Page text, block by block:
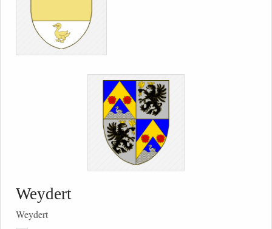
Weydert
Weydert